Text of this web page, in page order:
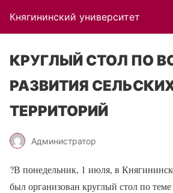
Княгининский университет
КРУГЛЫЙ СТОЛ ПО
РАЗВИТИЯ
ТЕРРИТОРИЙ
Администратор
?В понедельник, 1 июля, в
был организован круглый стол по теме